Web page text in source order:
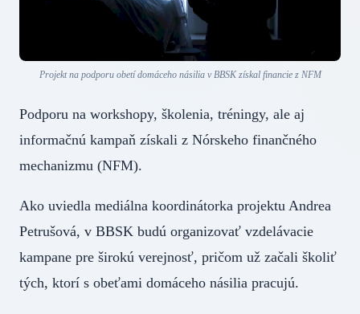
Projekt na podporu obetí domáceho násilia v BBSK získal financie z NFM
Podporu na workshopy, školenia, tréningy, ale aj
informačnú kampaň získali z Nórskeho finančného
mechanizmu (NFM).
Ako uviedla mediálna koordinátorka projektu Andrea
Petrušová, v BBSK budú organizovať vzdelávacie
kampane pre širokú verejnosť, pričom už začali školiť
tých, ktorí s obeťami domáceho násilia pracujú.